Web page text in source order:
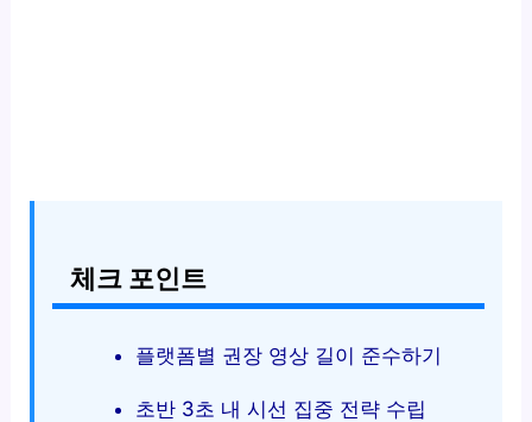
체크 포인트
플랫폼별 권장 영상 길이 준수하기
초반 3초 내 시선 집중 전략 수립